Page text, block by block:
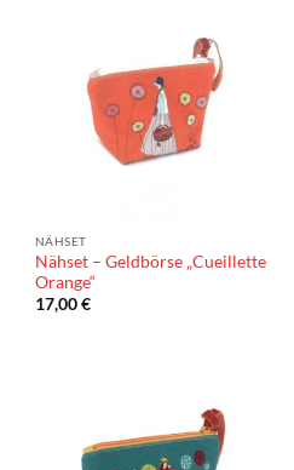
NÄHSET
Nähset – Geldbörse „Cueillette
Orange“
17,00€